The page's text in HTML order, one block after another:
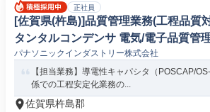
正社員
[佐賀県(杵島)]品質管理業務(工程品質
タンタルコンデンサ 電気/電子品質管
パナソニックインダストリー株式会社
【担当業務】導電性キャパシタ（POSCAP/
係での工程安定化業務の...
佐賀県杵島郡